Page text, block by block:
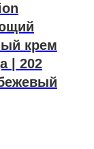
крем
| 202